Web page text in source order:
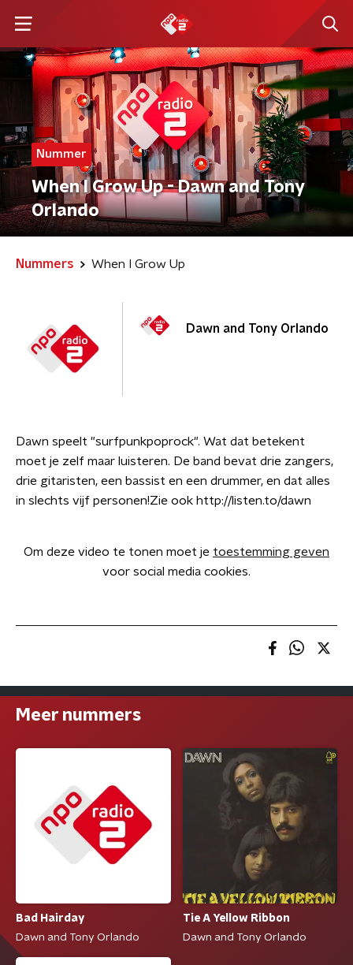
Nummer
When I Grow Up - Dawn and Tony
Orlando
Nummers When I Grow Up
Dawn and Tony Orlando
Dawn speelt "surfpunkpoprock". Wat dat betekent
moet je zelf maar luisteren. De band bevat drie zangers,
drie gitaristen, een bassist en een drummer, en dat alles
in slechts vijf personen!Zie ook http://listen.to/dawn
Om deze video te tonen moet je toestemming geven
voor social media cookies.
Meer nummers
Bad Hairday
Dawn and Tony Orlando
Tie A Yellow Ribbon
Dawn and Tony Orlando